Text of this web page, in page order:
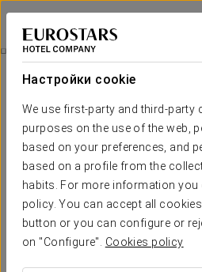
Настройки cookie
We use first-party and third-party
purposes on the use of the web,
based on your preferences, and
based on a profile from the
habits. For more information
policy. You can accept all
button or you can configure or
on "Configure". Cookies policy
Eurostars Isla de la Toja
ПОНТЕВЕДРА - О-ГРОВЕ
Чистка Лица
80 € на человека
Чистка лица